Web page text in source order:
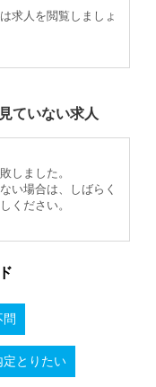
求人を閲覧しましょ
ていない求人
しました。
い場合は、しばらく
ください。
問
定とりたい